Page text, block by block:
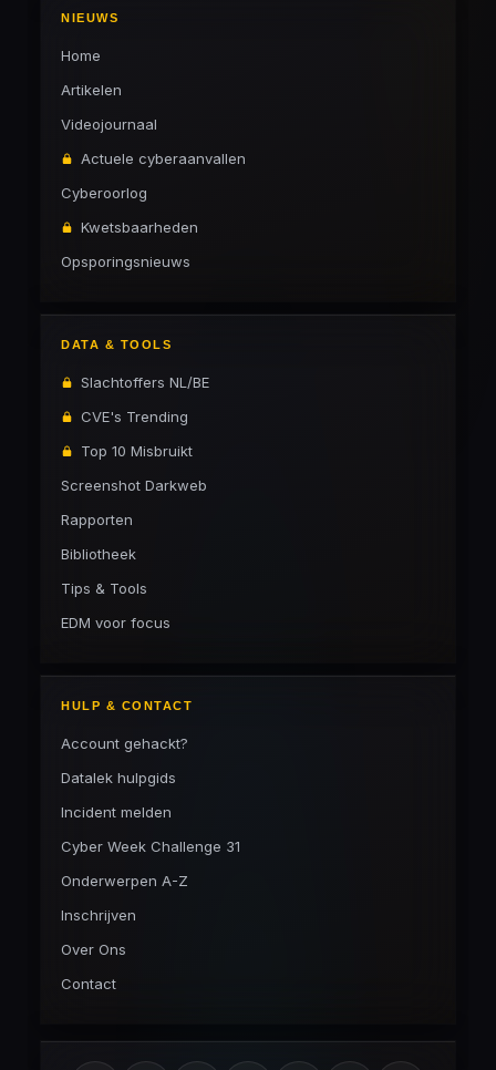
NIEUWS
Home
Artikelen
Videojournaal
Actuele cyberaanvallen
Cyberoorlog
Kwetsbaarheden
Opsporingsnieuws
DATA & TOOLS
Slachtoffers NL/BE
CVE's Trending
Top 10 Misbruikt
Screenshot Darkweb
Rapporten
Bibliotheek
Tips & Tools
EDM voor focus
HULP & CONTACT
Account gehackt?
Datalek hulpgids
Incident melden
Cyber Week Challenge 31
Onderwerpen A-Z
Inschrijven
Over Ons
Contact